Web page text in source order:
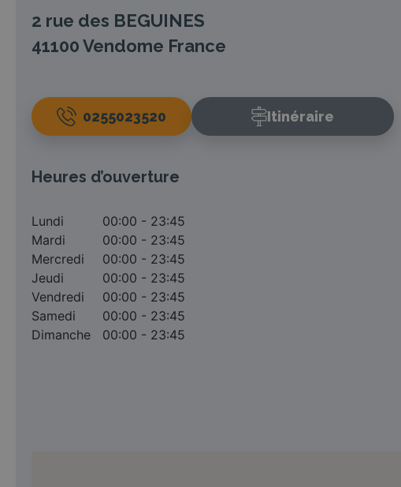
2 rue des BEGUINES
41100Vendome France
0255023520 Itinéraire
Heures d’ouverture
Lundi
00:00 - 23:45
Mardi
00:00 - 23:45
Mercredi
00:00 - 23:45
Jeudi
00:00 - 23:45
Vendredi
00:00 - 23:45
Samedi
00:00 - 23:45
Dimanche
00:00 - 23:45